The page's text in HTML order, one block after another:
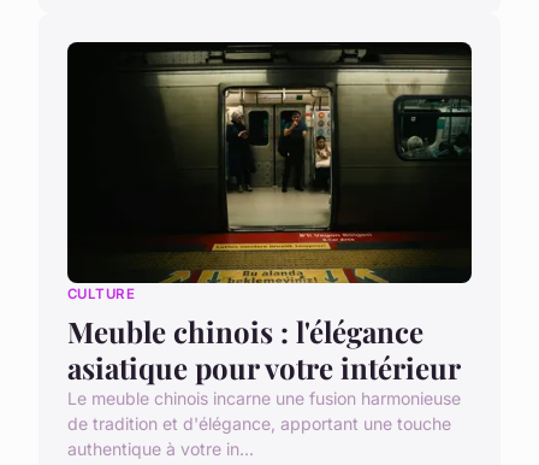
CULTURE
Meuble chinois : l'élégance
asiatique pour votre intérieur
Le meuble chinois incarne une fusion harmonieuse
de tradition et d'élégance, apportant une touche
authentique à votre in...